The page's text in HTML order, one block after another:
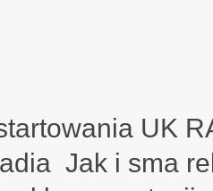
UK
Jak i sma